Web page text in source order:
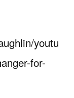
youtu
for-